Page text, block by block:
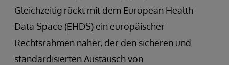
Gleichzeitig rückt mit dem European Health
Data Space (EHDS) ein europäischer
Rechtsrahmen näher, der den sicheren und
standardisierten Austausch von